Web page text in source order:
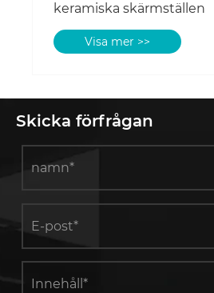
keramiska skärmställen
Visa mer >>
Skicka förfrågan